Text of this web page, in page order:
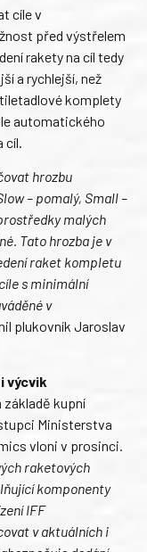
cíle v
před výstřelem
rakety na cíl tedy
a rychlejší, než
komplety
automatického
hrozbu
– pomalý, Small –
malých
Tato hrozba je v
raket kompletu
s minimální
v
plukovník Jaroslav
výcvik
kupní
Ministerstva
vloni v prosinci.
raketových
komponenty
IFF
v aktuálních i